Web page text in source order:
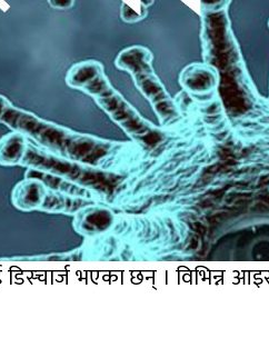
भएका छन् । विभिन्न